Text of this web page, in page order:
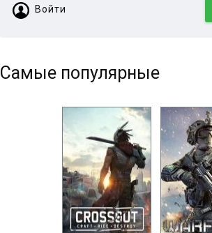
Войти
Самые популярные